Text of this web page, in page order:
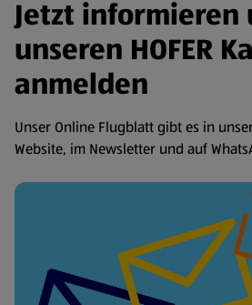
Jetzt informieren
unseren HOFER
anmelden
Unser Online Flugblatt gibt es in
Website, im Newsletter und auf